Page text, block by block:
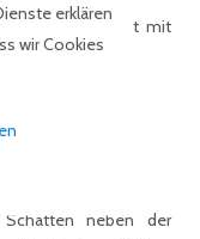
geöffnet mit
es!:Link
neben der
erklären
wir Cookies